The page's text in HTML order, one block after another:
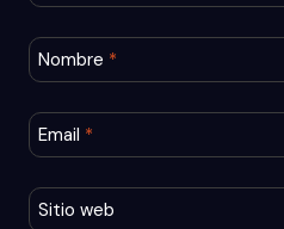
Nombre *
Email *
Sitio web